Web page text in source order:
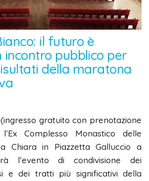
il futuro è
incontro pubblico per
della maratona
gratuito con prenotazione
Complesso Monastico delle
Chiara in Piazzetta Galluccio a
l’evento di condivisione dei
e dei tratti più significativi della